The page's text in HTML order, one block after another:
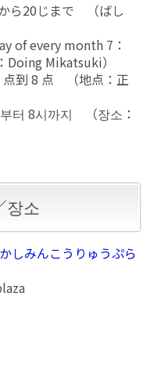
ら20じまで （ばし
of every month 7：
Mikatsuki）
点到 8 点 （地点：正
터 8시까지 （장소：
장소
しみんこうりゅうぷら